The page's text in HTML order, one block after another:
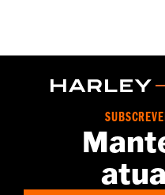
Material Diameter UOM:
In the Box:10 allen hole plugs
1 year limited
d.com/warranty for full details